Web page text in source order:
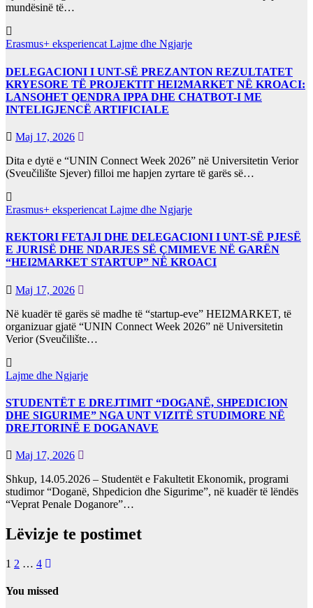
mundësinë të…
Erasmus+ eksperiencatLajme dhe Ngjarje
DELEGACIONI I UNT-SË PREZANTON REZULTATET
KRYESORE TË PROJEKTIT HEI2MARKET NË KROACI:
LANSOHET QENDRA IPPA DHE CHATBOT-I ME
INTELIGJENCË ARTIFICIALE
Maj 17, 2026
Dita e dytë e “UNIN Connect Week 2026” në Universitetin Verior
(Sveučilište Sjever) filloi me hapjen zyrtare të garës së…
Erasmus+ eksperiencat Lajme dhe Ngjarje
REKTORI FETAJI DHE DELEGACIONI I UNT-SË PJESË
E JURISË DHE NDARJES SË ÇMIMEVE NË GARËN
“HEI2MARKET STARTUP” NË KROACI
Maj 17, 2026
Në kuadër të garës së madhe të “startup-eve” HEI2MARKET, të
organizuar gjatë “UNIN Connect Week 2026” në Universitetin
Verior (Sveučilište…
Lajme dhe Ngjarje
STUDENTËT E DREJTIMIT “DOGANË, SHPEDICION
DHE SIGURIME” NGA UNT VIZITË STUDIMORE NË
DREJTORINË E DOGANAVE
Maj 17, 2026
Shkup, 14.05.2026 – Studentët e Fakultetit Ekonomik, programi
studimor “Doganë, Shpedicion dhe Sigurime”, në kuadër të lëndës
“Veprat Penale Doganore”…
Lëvizje te postimet
1 2 … 4
You missed